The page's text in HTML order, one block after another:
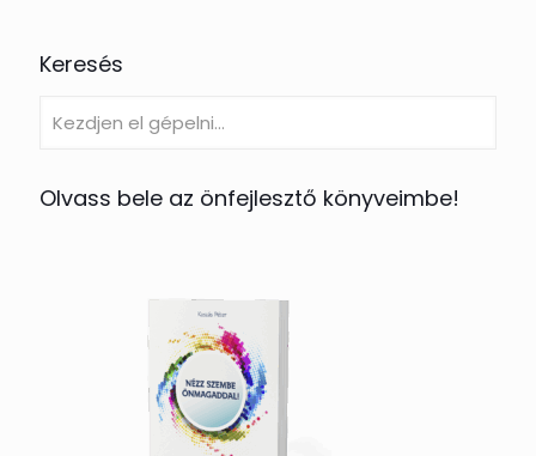
Keresés
Olvass bele az önfejlesztő könyveimbe!